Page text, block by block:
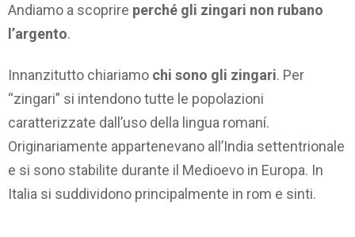
Andiamo a scoprire perché gli zingari non rubano
l’argento.
Innanzitutto chiariamo chi sono gli zingari. Per
“zingari” si intendono tutte le popolazioni
caratterizzate dall’uso della lingua romaní.
Originariamente appartenevano all’India settentrionale
e si sono stabilite durante il Medioevo in Europa. In
Italia si suddividono principalmente in rom e sinti.